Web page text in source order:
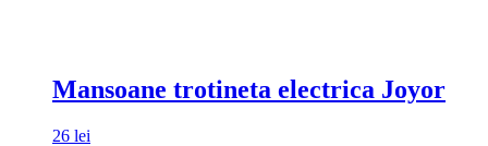
Mansoane trotineta electrica Joyor
26 lei